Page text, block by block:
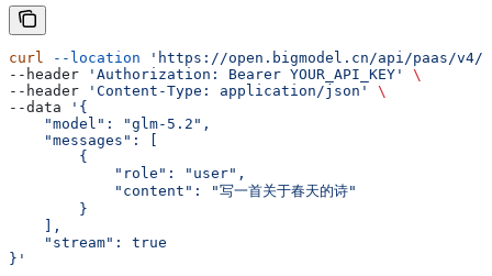
curl --location 'https://open.bigmodel.cn/api/paas/v4/
--header
'Authorization: Bearer YOUR_API_KEY'
\
--header
'Content-Type: application/json'
\
--data
'{
    "model": "glm-5.2",
    "messages": [
        {
            "role": "user",
            "content": "写一首关于春天的诗"
        }
    ],
    "stream": true
}'